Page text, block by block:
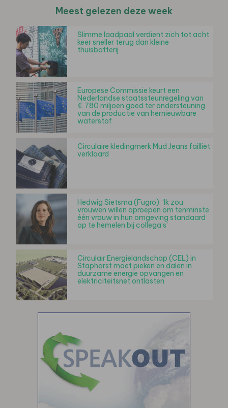
Meest gelezen deze week
Slimme laadpaal verdient zich tot acht
keer sneller terug dan kleine
thuisbatterij
Europese Commissie keurt een
Nederlandse staatssteunregeling van
€ 780 miljoen goed ter ondersteuning
van de productie van hernieuwbare
waterstof
Circulaire kledingmerk Mud Jeans failliet
verklaard
Hedwig Sietsma (Fugro): ‘Ik zou
vrouwen willen oproepen om tenminste
één vrouw in hun omgeving standaard
op te hemelen bij collega’s’
Circulair Energielandschap (CEL) in
Staphorst moet pieken en dalen in
duurzame energie opvangen en
elektriciteitsnet ontlasten